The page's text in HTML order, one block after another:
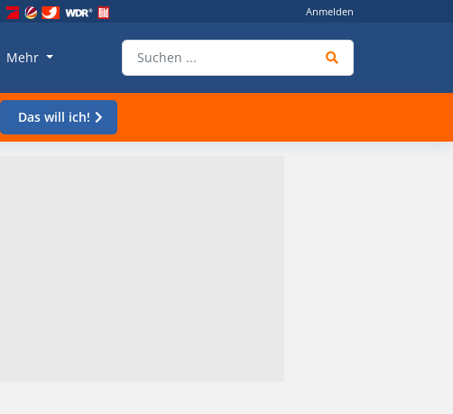
Anmelden
Mehr
Das will ich!